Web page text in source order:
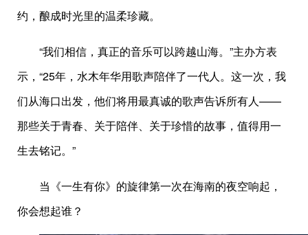
约，酿成时光里的温柔珍藏。
“我们相信，真正的音乐可以跨越山海。”主办方表
示，“25年，水木年华用歌声陪伴了一代人。这一次，我
们从海口出发，他们将用最真诚的歌声告诉所有人——
那些关于青春、关于陪伴、关于珍惜的故事，值得用一
生去铭记。”
当《一生有你》的旋律第一次在海南的夜空响起，
你会想起谁？